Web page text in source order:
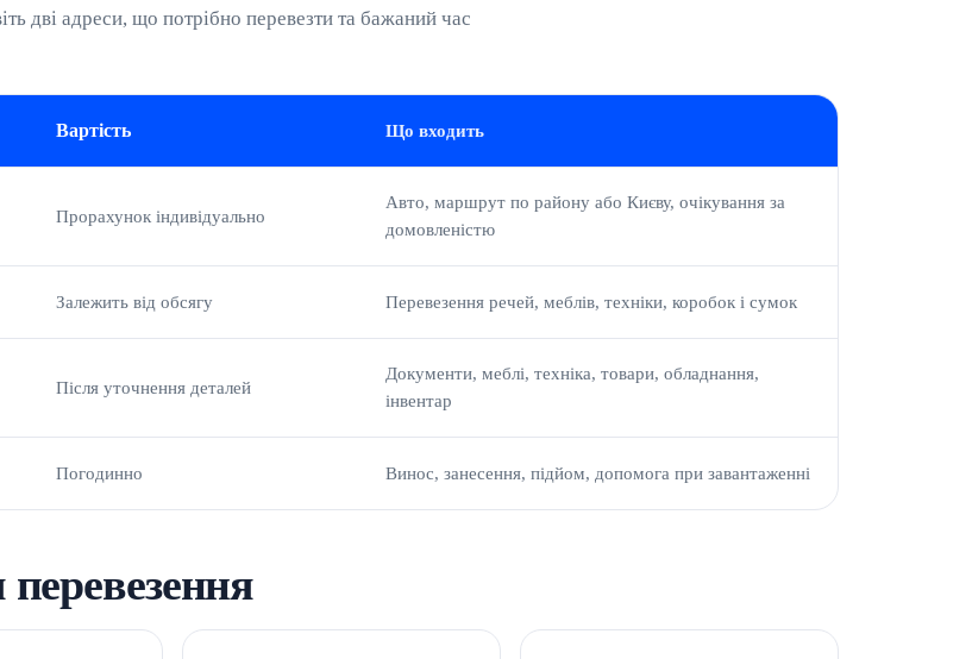
дві адреси, що потрібно перевезти та бажаний час
Вартість Що входить
Прорахунок індивідуально
Авто, маршрут по району або Києву, очікування за
домовленістю
Залежить від обсягу Перевезення речей, меблів, техніки, коробок і сумок
Після уточнення деталей
Документи, меблі, техніка, товари, обладнання,
інвентар
Погодинно Винос, занесення, підйом, допомога при завантаженні